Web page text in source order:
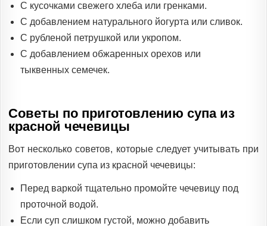
С кусочками свежего хлеба или гренками.
С добавлением натурального йогурта или сливок.
С рубленой петрушкой или укропом.
С добавлением обжаренных орехов или
тыквенных семечек.
Советы по приготовлению супа из
красной чечевицы
Вот несколько советов, которые следует учитывать при
приготовлении супа из красной чечевицы:
Перед варкой тщательно промойте чечевицу под
проточной водой.
Если суп слишком густой, можно добавить